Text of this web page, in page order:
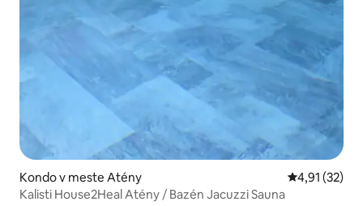
Kondo v meste Atény Priemerné
4,91 (32)
Kalisti House2Heal Atény / Bazén Jacuzzi Sauna